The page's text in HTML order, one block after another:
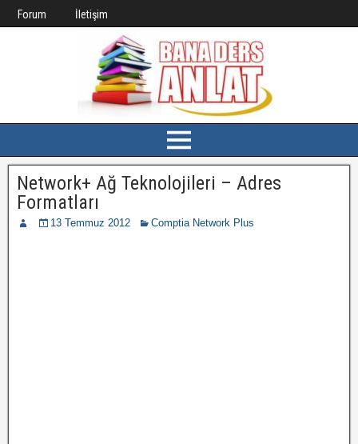
Forum İletişim
Network+ Ağ Teknolojileri – Adres
Formatları
13 Temmuz 2012 Comptia Network Plus